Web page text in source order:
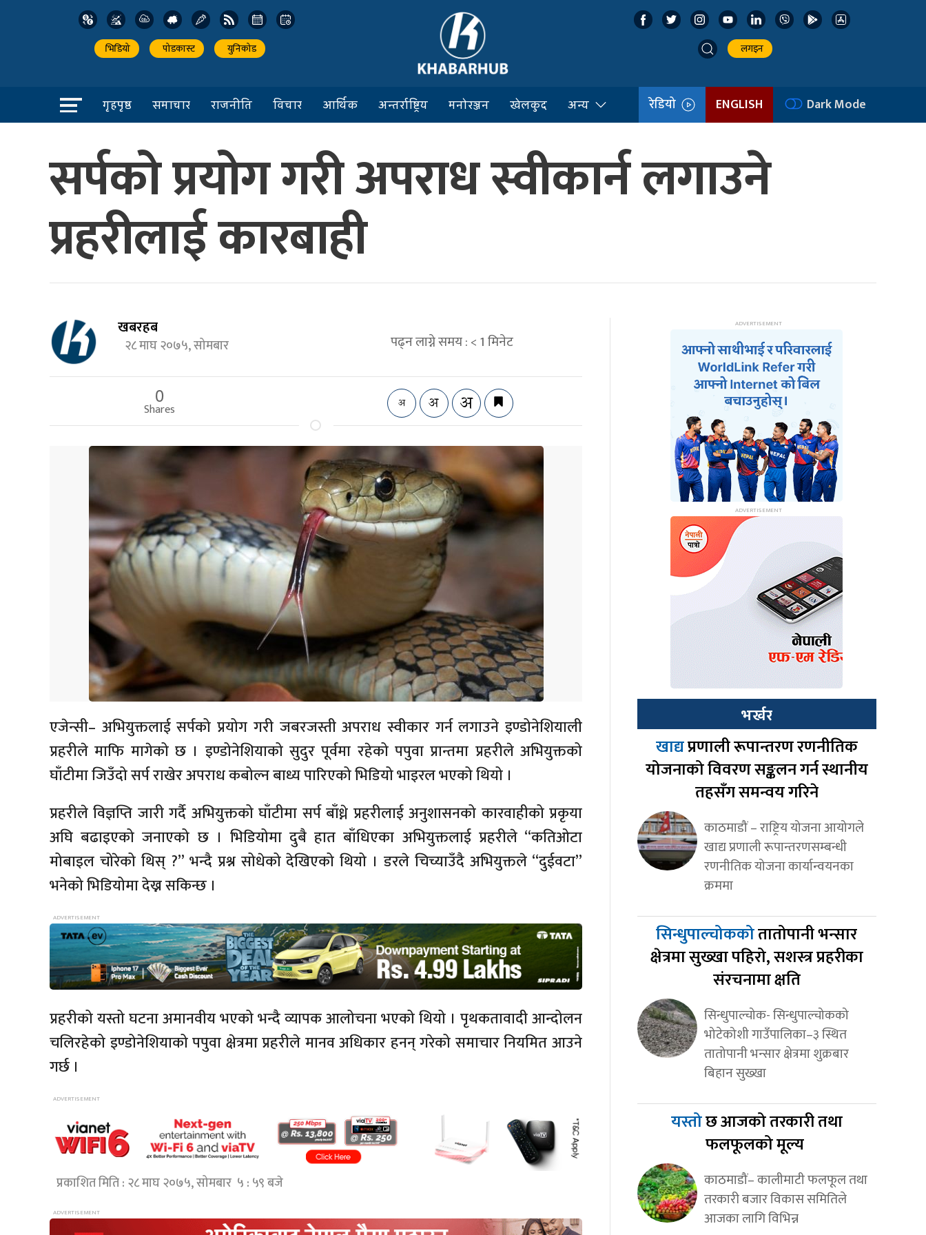
भिडियो पोडकास्ट युनिकोड लगइन
गृहपृष्ठ समाचार राजनीति विचार आर्थिक अन्तर्राष्ट्रिय मनोरञ्जन खेलकुद अन्य रेडियो ENGLISH Dark Mode
सर्पको प्रयोग गरी अपराध स्वीकार्न लगाउने
प्रहरीलाई कारबाही
खबरहब
२८ माघ २०७५, सोमबार पढ्न लाग्ने समय :< 1मिनेट
0
Shares
एजेन्सी– अभियुक्तलाई सर्पको प्रयोग गरी जबरजस्ती अपराध स्वीकार गर्न लगाउने इण्डोनेशियाली
प्रहरीले माफि मागेको छ । इण्डोनेशियाको सुदुर पूर्वमा रहेको पपुवा प्रान्तमा प्रहरीले अभियुक्तको
घाँटीमा जिउँदो सर्प राखेर अपराध कबोल्न बाध्य पारिएको भिडियो भाइरल भएको थियो ।
प्रहरीले विज्ञप्ति जारी गर्दै अभियुक्तको घाँटीमा सर्प बाँध्ने प्रहरीलाई अनुशासनको कारवाहीको प्रकृया
अघि बढाइएको जनाएको छ । भिडियोमा दुबै हात बाँधिएका अभियुक्तलाई प्रहरीले ‘‘कतिओटा
मोबाइल चोरेको थिस् ?’’ भन्दै प्रश्न सोधेको देखिएको थियो । डरले चिच्याउँदै अभियुक्तले ‘‘दुईवटा’’
भनेको भिडियोमा देख्न सकिन्छ ।
प्रहरीको यस्तो घटना अमानवीय भएको भन्दै व्यापक आलोचना भएको थियो । पृथकतावादी आन्दोलन
चलिरहेको इण्डोनेशियाको पपुवा क्षेत्रमा प्रहरीले मानव अधिकार हनन् गरेको समाचार नियमित आउने
गर्छ ।
प्रकाशित मिति : २८ माघ २०७५, सोमबार ५ : ५९ बजे
भर्खर
खाद्यप्रणाली रूपान्तरण रणनीतिक
योजनाको विवरण सङ्कलन गर्न स्थानीय
तहसँग समन्वय गरिने
काठमाडौं – राष्ट्रिय योजना आयोगले
खाद्य प्रणाली रूपान्तरणसम्बन्धी
रणनीतिक योजना कार्यान्वयनका
क्रममा
सिन्धुपाल्चोककोतातोपानी भन्सार
क्षेत्रमा सुख्खा पहिरो, सशस्त्र प्रहरीका
संरचनामा क्षति
सिन्धुपाल्चोक- सिन्धुपाल्चोकको
भोटेकोशी गाउँपालिका–३ स्थित
तातोपानी भन्सार क्षेत्रमा शुक्रबार
बिहान सुख्खा
यस्तोछ आजको तरकारी तथा
फलफूलको मूल्य
काठमाडौं– कालीमाटी फलफूल तथा
तरकारी बजार विकास समितिले
आजका लागि विभिन्न